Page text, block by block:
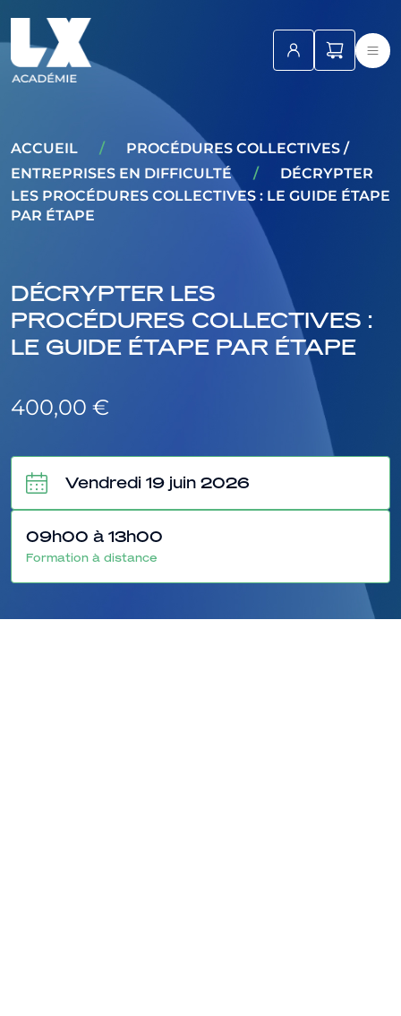
ACCUEIL /
PROCÉDURES COLLECTIVES /
ENTREPRISES EN DIFFICULTÉ
/
DÉCRYPTER
LES PROCÉDURES COLLECTIVES : LE GUIDE ÉTAPE
PAR ÉTAPE
DÉCRYPTER LES
PROCÉDURES COLLECTIVES :
LE GUIDE ÉTAPE PAR ÉTAPE
400,00 €
Vendredi 19 juin 2026
09h00 à 13h00
Formation à distance